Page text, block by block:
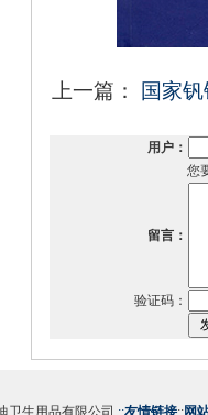
上一篇： 国家
用户：
您
留言：
验证码：
卫生用品有限公司 ::友情链接::网